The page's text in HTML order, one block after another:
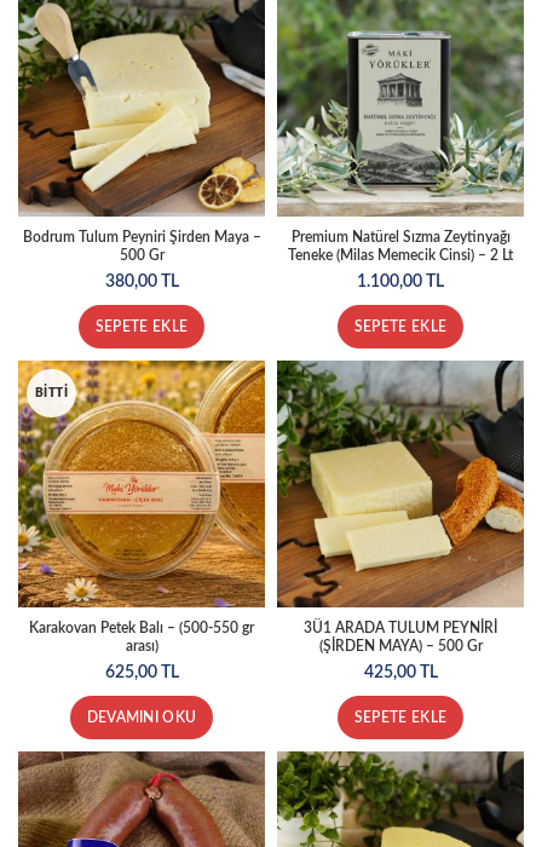
Bodrum Tulum Peyniri Şirden Maya –
500 Gr
380,00 TL
SEPETE EKLE
Premium Natürel Sızma Zeytinyağı
Teneke (Milas Memecik Cinsi) – 2 Lt
1.100,00 TL
SEPETE EKLE
BITTI
Karakovan Petek Balı – (500-550 gr
arası)
625,00 TL
DEVAMINI OKU
3Ü1 ARADA TULUM PEYNİRİ
(ŞİRDEN MAYA) – 500 Gr
425,00 TL
SEPETE EKLE